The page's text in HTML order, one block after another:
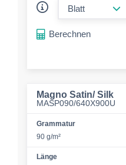
Berechnen
Magno Satin/ Silk
MASP090/640X900U
Grammatur
90 g/m²
Länge